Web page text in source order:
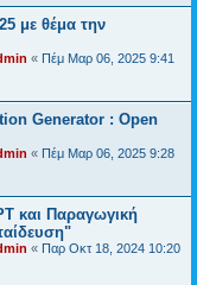
με θέμα την
« Πέμ Μαρ 06, 2025 9:41
Generator : Open
« Πέμ Μαρ 06, 2025 9:28
και Παραγωγική
« Παρ Οκτ 18, 2024 10:20